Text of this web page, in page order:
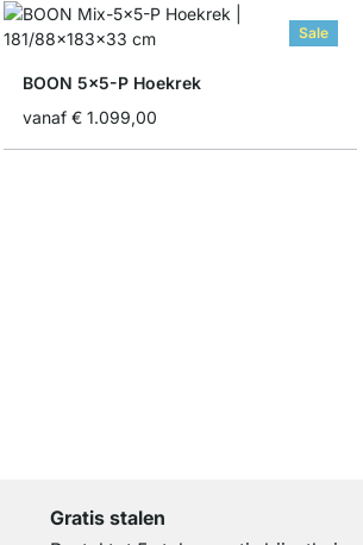
Sale
BOON 5x5-P Hoekrek
vanaf € 1.099,00
Gratis stalen